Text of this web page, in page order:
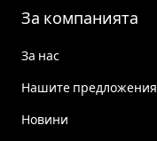
За компанията
За нас
Нашите предложения
Новини